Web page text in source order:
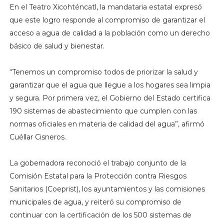
En el Teatro Xicohténcatl, la mandataria estatal expresó
que este logro responde al compromiso de garantizar el
acceso a agua de calidad a la población como un derecho
básico de salud y bienestar.
“Tenemos un compromiso todos de priorizar la salud y
garantizar que el agua que llegue a los hogares sea limpia
y segura. Por primera vez, el Gobierno del Estado certifica
190 sistemas de abastecimiento que cumplen con las
normas oficiales en materia de calidad del agua”, afirmó
Cuéllar Cisneros.
La gobernadora reconoció el trabajo conjunto de la
Comisión Estatal para la Protección contra Riesgos
Sanitarios (Coeprist), los ayuntamientos y las comisiones
municipales de agua, y reiteró su compromiso de
continuar con la certificación de los 500 sistemas de